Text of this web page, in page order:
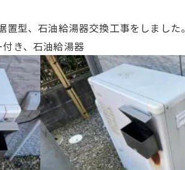
置型、石油給湯器交換工事をしました。
き、石油給湯器